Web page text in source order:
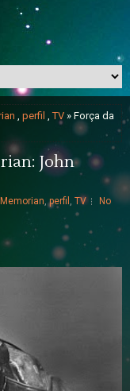
, perfil ,TV » Força da
John
Memorian,perfil , TV
No